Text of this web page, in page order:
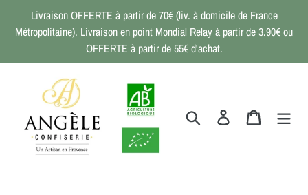
contenu
Livraison OFFERTE à partir de 70€ (liv. à domicile de France
Métropolitaine). Livraison en point Mondial Relay à partir de 3.90€ ou
OFFERTE à partir de 55€ d'achat.
RechercherSe connecter
Panier